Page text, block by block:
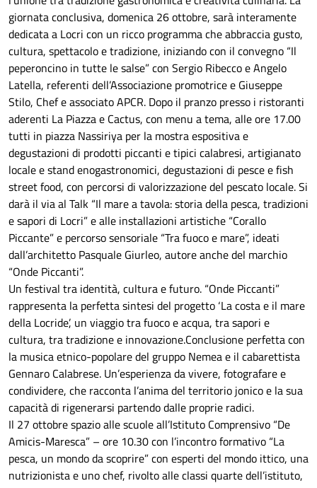
giornata conclusiva, domenica 26 ottobre, sarà interamente
dedicata a Locri con un ricco programma che abbraccia gusto,
cultura, spettacolo e tradizione, iniziando con il convegno “Il
peperoncino in tutte le salse” con Sergio Ribecco e Angelo
Latella, referenti dell’Associazione promotrice e Giuseppe
Stilo, Chef e associato APCR. Dopo il pranzo presso i ristoranti
aderenti La Piazza e Cactus, con menu a tema, alle ore 17.00
tutti in piazza Nassiriya per la mostra espositiva e
degustazioni di prodotti piccanti e tipici calabresi, artigianato
locale e stand enogastronomici, degustazioni di pesce e fish
street food, con percorsi di valorizzazione del pescato locale. Si
darà il via al Talk “Il mare a tavola: storia della pesca, tradizioni
e sapori di Locri” e alle installazioni artistiche “Corallo
Piccante” e percorso sensoriale “Tra fuoco e mare”, ideati
dall’architetto Pasquale Giurleo, autore anche del marchio
“Onde Piccanti”.
Un festival tra identità, cultura e futuro. “Onde Piccanti”
rappresenta la perfetta sintesi del progetto ‘La costa e il mare
della Locride’, un viaggio tra fuoco e acqua, tra sapori e
cultura, tra tradizione e innovazione.Conclusione perfetta con
la musica etnico-popolare del gruppo Nemea e il cabarettista
Gennaro Calabrese. Un’esperienza da vivere, fotografare e
condividere, che racconta l’anima del territorio jonico e la sua
capacità di rigenerarsi partendo dalle proprie radici.
Il 27 ottobre spazio alle scuole all’Istituto Comprensivo “De
Amicis-Maresca” – ore 10.30 con l’incontro formativo “La
pesca, un mondo da scoprire” con esperti del mondo ittico, una
nutrizionista e uno chef, rivolto alle classi quarte dell’istituto,